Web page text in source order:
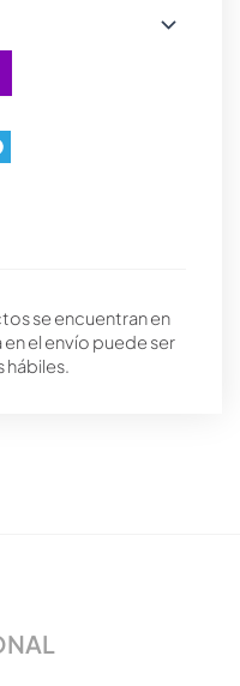
se encuentran en
el envío puede ser
hábiles.